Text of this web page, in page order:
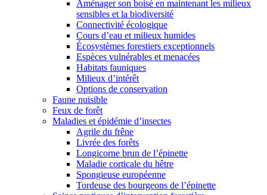
Aménager son boisé en maintenant les milieux
sensibles et la biodiversité
Connectivité écologique
Cours d’eau et milieux humides
Écosystèmes forestiers exceptionnels
Espèces vulnérables et menacées
Habitats fauniques
Milieux d’intérêt
Options de conservation
Faune nuisible
Feux de forêt
Maladies et épidémie d’insectes
Agrile du frêne
Livrée des forêts
Longicorne brun de l’épinette
Maladie corticale du hêtre
Spongieuse européenne
Tordeuse des bourgeons de l’épinette